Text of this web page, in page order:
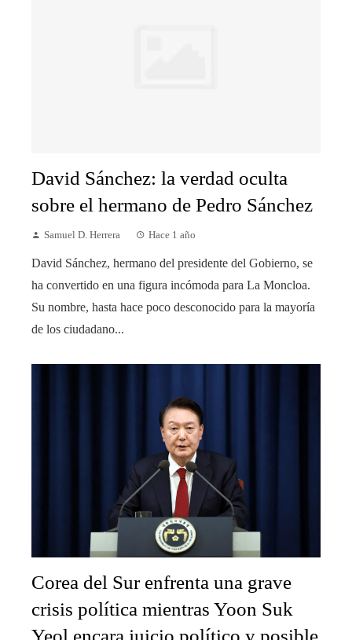
David Sánchez: la verdad oculta
sobre el hermano de Pedro Sánchez
Samuel D. Herrera Hace 1 año
David Sánchez, hermano del presidente del Gobierno, se
ha convertido en una figura incómoda para La Moncloa.
Su nombre, hasta hace poco desconocido para la mayoría
de los ciudadano...
Corea del Sur enfrenta una grave
crisis política mientras Yoon Suk
Yeol encara juicio político y posible